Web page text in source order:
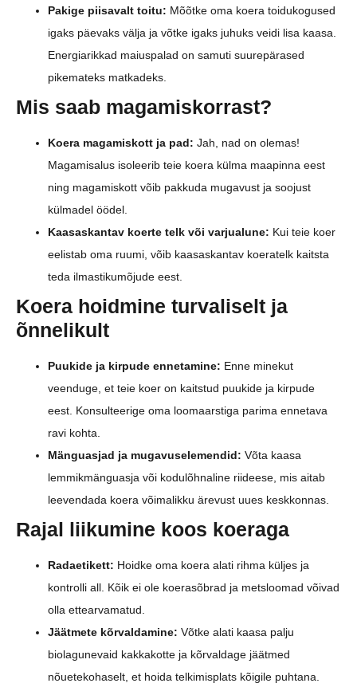
Pakige piisavalt toitu: Mõõtke oma koera toidukogused
igaks päevaks välja ja võtke igaks juhuks veidi lisa kaasa.
Energiarikkad maiuspalad on samuti suurepärased
pikemateks matkadeks.
Mis saab magamiskorrast?
Koera magamiskott ja pad: Jah, nad on olemas!
Magamisalus isoleerib teie koera külma maapinna eest
ning magamiskott võib pakkuda mugavust ja soojust
külmadel öödel.
Kaasaskantav koerte telk või varjualune: Kui teie koer
eelistab oma ruumi, võib kaasaskantav koeratelk kaitsta
teda ilmastikumõjude eest.
Koera hoidmine turvaliselt ja
õnnelikult
Puukide ja kirpude ennetamine: Enne minekut
veenduge, et teie koer on kaitstud puukide ja kirpude
eest. Konsulteerige oma loomaarstiga parima ennetava
ravi kohta.
Mänguasjad ja mugavuselemendid: Võta kaasa
lemmikmänguasja või kodulõhnaline riideese, mis aitab
leevendada koera võimalikku ärevust uues keskkonnas.
Rajal liikumine koos koeraga
Radaetikett: Hoidke oma koera alati rihma küljes ja
kontrolli all. Kõik ei ole koerasõbrad ja metsloomad võivad
olla ettearvamatud.
Jäätmete kõrvaldamine: Võtke alati kaasa palju
biolagunevaid kakkakotte ja kõrvaldage jäätmed
nõuetekohaselt, et hoida telkimisplats kõigile puhtana.